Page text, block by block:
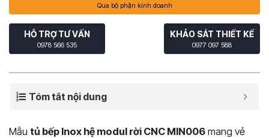
Qua bộ phận kinh doanh
HỖ TRỢ TƯ VẤN
0978 566 535
KHẢO SÁT THIẾT KẾ
0977 097 588
Tóm tắt nội dung
Mẫu tủ bếp Inox hệ modul rời CNC MIN006 mang vẻ